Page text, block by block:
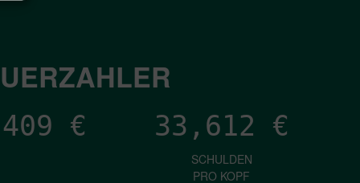
€ 33,612 €
SCHULDEN
PRO KOPF